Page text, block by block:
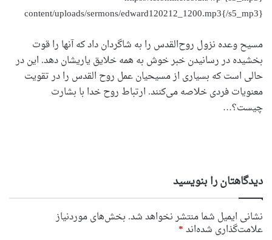
content/uploads/sermons/edward120212_1200.mp3{/s5_mp3}
مسیح وعده نزول روح‌القدس را به شاگردان داد که آنها را قوت
بخشیده در رسانیدن خبر خوش به همه خلایق یاریشان دهد. این در
حالی است که بسیاری از مسیحیان عمل روح القدس را در تقویت
معنویات فردی خلاصه می‌کنند. ارتباط روح خدا با بشارت
چیست؟…
دیدگاهتان را بنویسید
نشانی ایمیل شما منتشر نخواهد شد. بخش‌های موردنیاز
علامت‌گذاری شده‌اند*